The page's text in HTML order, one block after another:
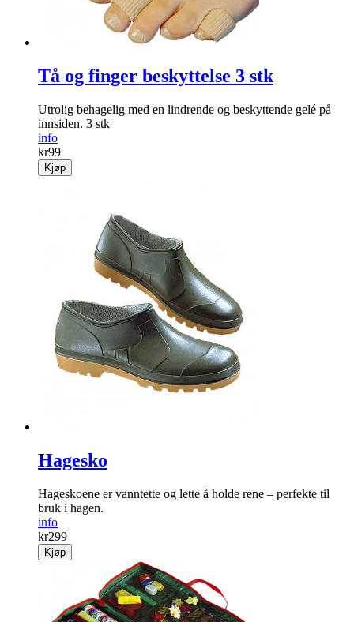
Tå og finger beskyttelse 3 stk
Utrolig behagelig med en lindrende og beskyttende gelé på
innsiden. 3 stk
info
kr99
Kjøp
Hagesko
Hageskoene er vanntette og lette å holde rene – perfekte til
bruk i hagen.
info
kr299
Kjøp